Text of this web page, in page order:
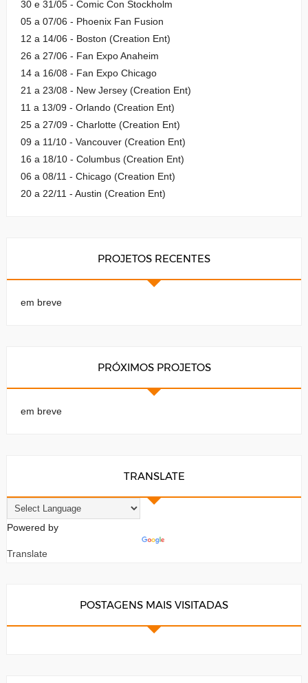
30 e 31/05 - Comic Con Stockholm
05 a 07/06 - Phoenix Fan Fusion
12 a 14/06 - Boston (Creation Ent)
26 a 27/06 - Fan Expo Anaheim
14 a 16/08 - Fan Expo Chicago
21 a 23/08 - New Jersey (Creation Ent)
11 a 13/09 - Orlando (Creation Ent)
25 a 27/09 - Charlotte (Creation Ent)
09 a 11/10 - Vancouver (Creation Ent)
16 a 18/10 - Columbus (Creation Ent)
06 a 08/11 - Chicago (Creation Ent)
20 a 22/11 - Austin (Creation Ent)
PROJETOS RECENTES
em breve
PRÓXIMOS PROJETOS
em breve
TRANSLATE
Powered by
Translate
POSTAGENS MAIS VISITADAS